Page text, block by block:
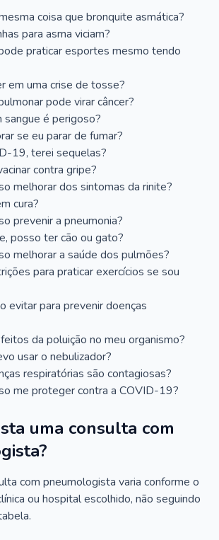
coisa que bronquite asmática?
para asma viciam?
praticar esportes mesmo tendo
em uma crise de tosse?
pode virar câncer?
sangue é perigoso?
se eu parar de fumar?
19, terei sequelas?
contra gripe?
melhorar dos sintomas da rinite?
cura?
prevenir a pneumonia?
posso ter cão ou gato?
melhorar a saúde dos pulmões?
para praticar exercícios se sou
evitar para prevenir doenças
da poluição no meu organismo?
usar o nebulizador?
respiratórias são contagiosas?
me proteger contra a COVID-19?
uma consulta com
com pneumologista varia conforme o
ou hospital escolhido, não seguindo